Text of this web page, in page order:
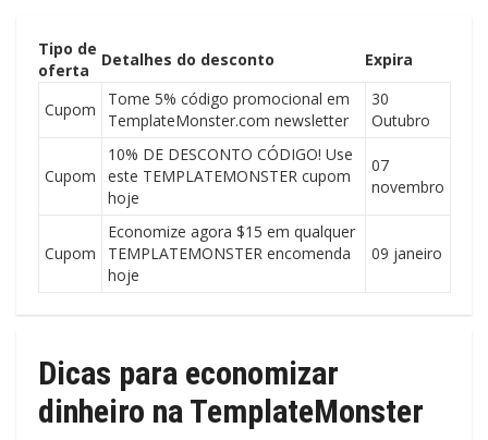
Tipo de
oferta
Detalhes do desconto Expira
Cupom
Tome 5% código promocional em
TemplateMonster.com newsletter
30
Outubro
Cupom
10% DE DESCONTO CÓDIGO! Use
este TEMPLATEMONSTER cupom
hoje
07
novembro
Cupom
Economize agora $15 em qualquer
TEMPLATEMONSTER encomenda
hoje
09 janeiro
Dicas para economizar
dinheiro na TemplateMonster